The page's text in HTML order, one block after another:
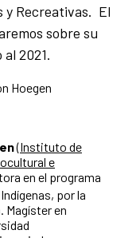
y Recreativas. El
sobre su
2021.
Hoegen
(Instituto de
e
en el programa
por la
Magíster en